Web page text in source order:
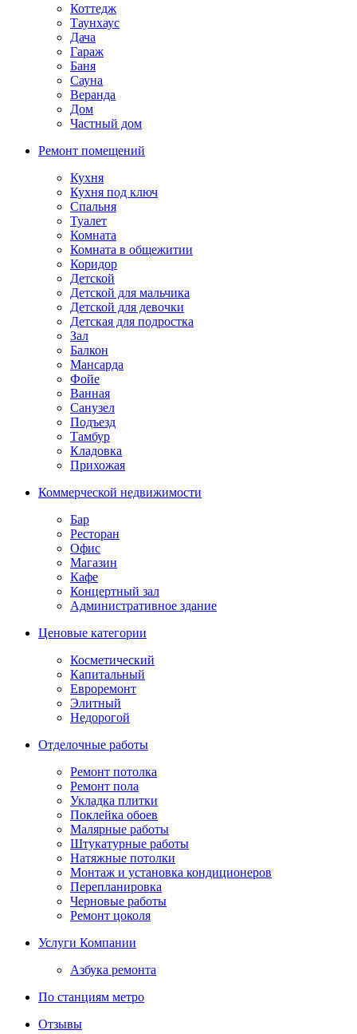
Коттедж
Таунхаус
Дача
Гараж
Баня
Сауна
Веранда
Дом
Частный дом
Ремонт помещений
Кухня
Кухня под ключ
Спальня
Туалет
Комната
Комната в общежитии
Коридор
Детской
Детской для мальчика
Детской для девочки
Детская для подростка
Зал
Балкон
Мансарда
Фойе
Ванная
Санузел
Подъезд
Тамбур
Кладовка
Прихожая
Коммерческой недвижимости
Бар
Ресторан
Офис
Магазин
Кафе
Концертный зал
Административное здание
Ценовые категории
Косметический
Капитальный
Евроремонт
Элитный
Недорогой
Отделочные работы
Ремонт потолка
Ремонт пола
Укладка плитки
Поклейка обоев
Малярные работы
Штукатурные работы
Натяжные потолки
Монтаж и установка кондиционеров
Перепланировка
Черновые работы
Ремонт цоколя
Услуги Компании
Азбука ремонта
По станциям метро
Отзывы